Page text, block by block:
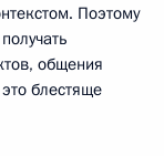
Поэтому
общения
блестяще